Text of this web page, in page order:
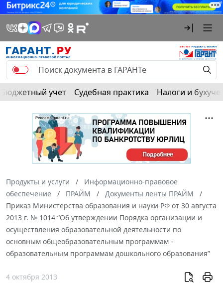
Бюджетный учет Судебная практика Налоги и
Продукты и услуги
Информационно-правовое
обеспечение
ПРАЙМ
Документы ленты ПРАЙМ
Приказ Министерства образования и науки РФ от 30 августа
2013 г. № 1014 “Об утверждении Порядка организации и
осуществления образовательной деятельности по
основным общеобразовательным программам -
образовательным программам дошкольного образования”
4 октября 2013